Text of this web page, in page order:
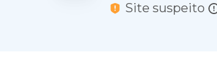
Site suspeito